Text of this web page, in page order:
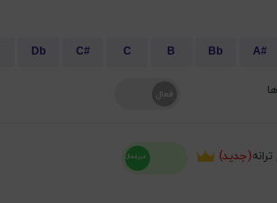
A#
Bb
B
C
C#
Db
(جدید)